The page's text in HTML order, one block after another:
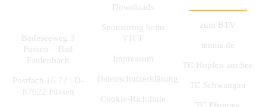
Badeseeweg 3
Füssen – Bad
Faulenbach
Postfach 16 72 | D-
87622 Füssen
Downloads
Sponsoring beim
TTCF
Impressum
Datenschutzerklärung
Cookie-Richtlinie
zum BTV
tennis.de
TC Hopfen am See
TC Schwangau